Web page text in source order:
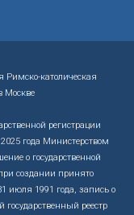
Римско-католическая
Москве
регистрации
года Министерством
о государственной
создании принято
июля 1991 года, запись о
реестр